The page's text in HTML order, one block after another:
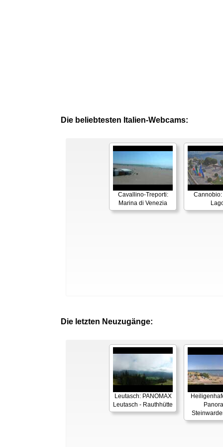
Die beliebtesten Italien-Webcams:
Cavallino-Treporti:
Marina di Venezia
Cannobio:
Die letzten Neuzugänge:
Leutasch: PANOMAX
Leutasch - Rauthhütte